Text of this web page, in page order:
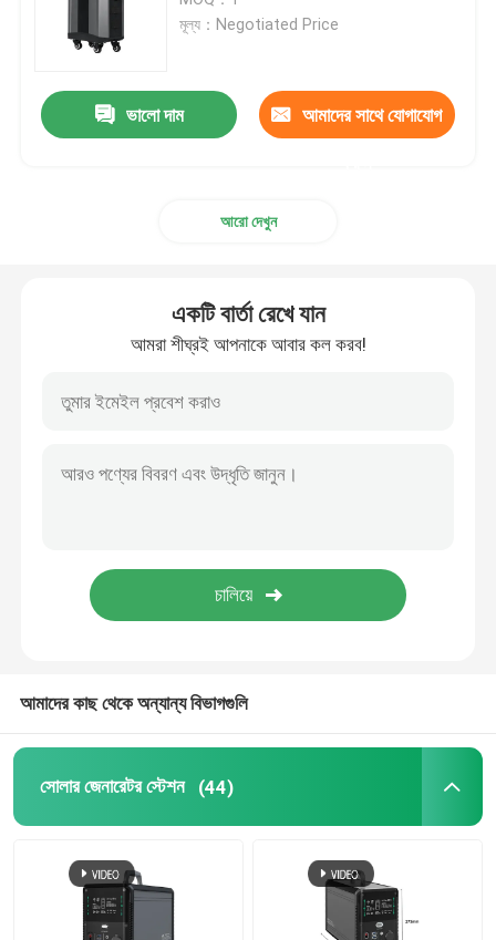
পোর্টেবল সোলার জেনারেটর সিস্টেম
Lifepo4 সোলার জেনারেটর
পাতলা নমনীয় সোলার প্যানেল
ভাঁজযোগ্য সোলার প্যানেল
সৌর চালিত পাওয়ার ব্যাংক
মূল্য：Negotiated Price
ভালো দাম আমাদের সাথে যোগাযোগ
আরো দেখুন
একটি বার্তা রেখে যান
আমরা শীঘ্রই আপনাকে আবার কল করব!
আমাদের কাছ থেকে অন্যান্য বিভাগগুলি
সোলার জেনারেটর স্টেশন (44)